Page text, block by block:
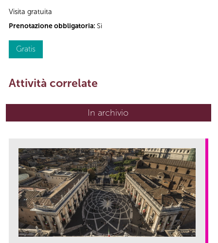
Visita gratuita
Prenotazione obbligatoria: Sì
Gratis
Attività correlate
In archivio